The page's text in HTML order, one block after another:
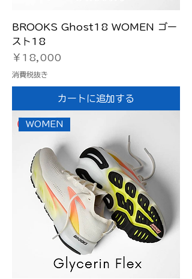
BROOKS Ghost18 WOMEN ゴー
スト18
価格
￥18,000
消費税抜き
カートに追加する
WOMEN